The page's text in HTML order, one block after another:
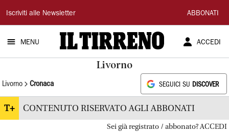
Il
Tirreno
Iscriviti alle Newsletter ABBONATI
MENU ACCEDI
Livorno
Livorno Cronaca SEGUICI SU DISCOVER
T+ CONTENUTO RISERVATO AGLI ABBONATI
Sei già registrato / abbonato? ACCEDI